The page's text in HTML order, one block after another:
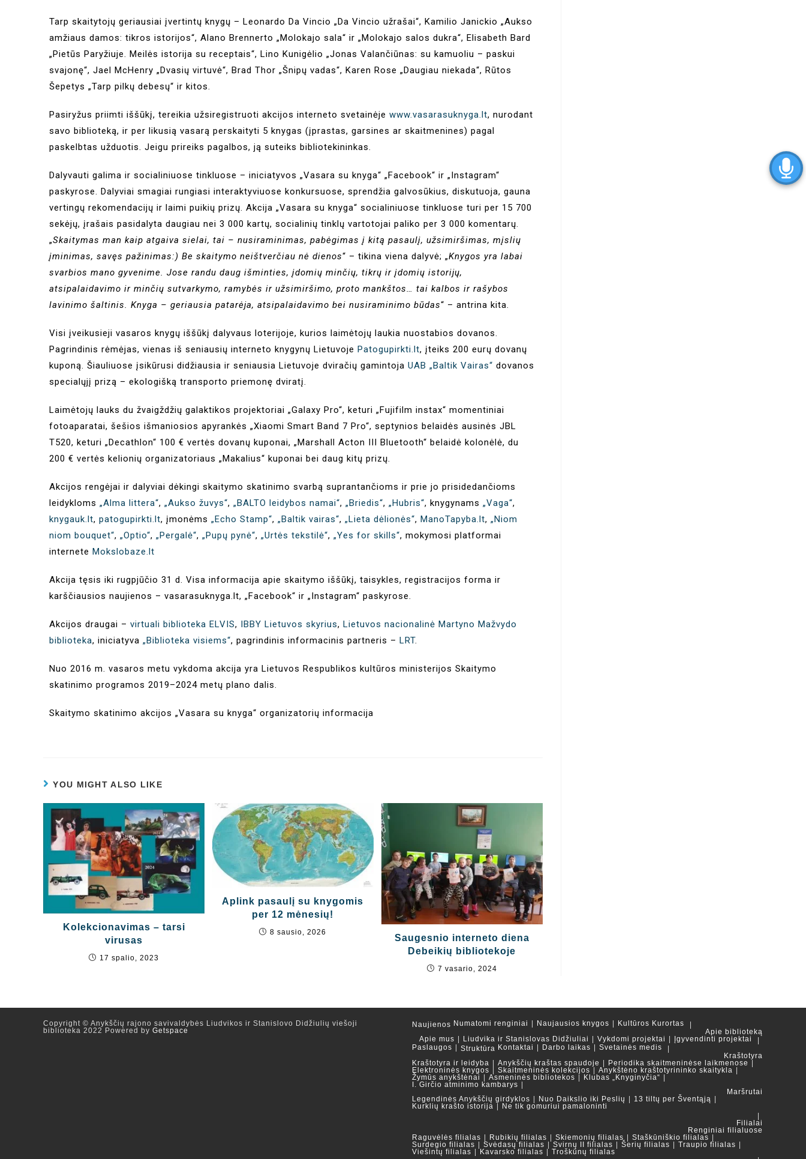
Tarp skaitytojų geriausiai įvertintų knygų – Leonardo Da Vincio „Da Vincio užrašai“, Kamilio Janickio „Aukso
amžiaus damos: tikros istorijos“, Alano Brennerto „Molokajo sala“ ir „Molokajo salos dukra“, Elisabeth Bard
„Pietūs Paryžiuje. Meilės istorija su receptais“, Lino Kunigėlio „Jonas Valančiūnas: su kamuoliu – paskui
svajonę“, Jael McHenry „Dvasių virtuvė“, Brad Thor „Šnipų vadas“, Karen Rose „Daugiau niekada“, Rūtos
Šepetys „Tarp pilkų debesų“ ir kitos.
Pasiryžus priimti iššūkį, tereikia užsiregistruoti akcijos interneto svetainėje www.vasarasuknyga.lt, nurodant
savo biblioteką, ir per likusią vasarą perskaityti 5 knygas (įprastas, garsines ar skaitmenines) pagal
paskelbtas užduotis. Jeigu prireiks pagalbos, ją suteiks bibliotekininkas.
Dalyvauti galima ir socialiniuose tinkluose – iniciatyvos „Vasara su knyga“ „Facebook“ ir „Instagram“
paskyrose. Dalyviai smagiai rungiasi interaktyviuose konkursuose, sprendžia galvosūkius, diskutuoja, gauna
vertingų rekomendacijų ir laimi puikių prizų. Akcija „Vasara su knyga“ socialiniuose tinkluose turi per 15 700
sekėjų, įrašais pasidalyta daugiau nei 3 000 kartų, socialinių tinklų vartotojai paliko per 3 000 komentarų.
„Skaitymas man kaip atgaiva sielai, tai – nusiraminimas, pabėgimas į kitą pasaulį, užsimiršimas, mįslių
įminimas, savęs pažinimas:) Be skaitymo neištverčiau nė dienos“ – tikina viena dalyvė; „Knygos yra labai
svarbios mano gyvenime. Jose randu daug išminties, įdomių minčių, tikrų ir įdomių istorijų,
atsipalaidavimo ir minčių sutvarkymo, ramybės ir užsimiršimo, proto mankštos… tai kalbos ir rašybos
lavinimo šaltinis. Knyga – geriausia patarėja, atsipalaidavimo bei nusiraminimo būdas“ – antrina kita.
Visi įveikusieji vasaros knygų iššūkį dalyvaus loterijoje, kurios laimėtojų laukia nuostabios dovanos.
Pagrindinis rėmėjas, vienas iš seniausių interneto knygynų Lietuvoje Patogupirkti.lt, įteiks 200 eurų dovanų
kuponą. Šiauliuose įsikūrusi didžiausia ir seniausia Lietuvoje dviračių gamintoja UAB „Baltik Vairas“ dovanos
specialųjį prizą – ekologišką transporto priemonę dviratį.
Laimėtojų lauks du žvaigždžių galaktikos projektoriai „Galaxy Pro“, keturi „Fujifilm instax“ momentiniai
fotoaparatai, šešios išmaniosios apyrankės „Xiaomi Smart Band 7 Pro“, septynios belaidės ausinės JBL
T520, keturi „Decathlon“ 100 € vertės dovanų kuponai, „Marshall Acton III Bluetooth“ belaidė kolonėlė, du
200 € vertės kelionių organizatoriaus „Makalius“ kuponai bei daug kitų prizų.
Akcijos rengėjai ir dalyviai dėkingi skaitymo skatinimo svarbą suprantančioms ir prie jo prisidedančioms
leidykloms „Alma littera“, „Aukso žuvys“, „BALTO leidybos namai“, „Briedis“, „Hubris“, knygynams „Vaga“,
knygauk.lt, patogupirkti.lt, įmonėms „Echo Stamp“, „Baltik vairas“, „Lieta dėlionės“, ManoTapyba.lt, „Niom
niom bouquet“, „Optio“, „Pergalė“, „Pupų pynė“, „Urtės tekstilė“, „Yes for skills“, mokymosi platformai
internete Mokslobaze.lt
Akcija tęsis iki rugpjūčio 31 d. Visa informacija apie skaitymo iššūkį, taisykles, registracijos forma ir
karščiausios naujienos – vasarasuknyga.lt, „Facebook“ ir „Instagram“ paskyrose.
Akcijos draugai – virtuali biblioteka ELVIS, ​​​​​​​​IBBY Lietuvos skyrius, Lietuvos nacionalinė Martyno Mažvydo
biblioteka, iniciatyva „Biblioteka visiems“, pagrindinis informacinis partneris – LRT.
Nuo 2016 m. vasaros metu vykdoma akcija yra Lietuvos Respublikos kultūros ministerijos Skaitymo
skatinimo programos 2019–2024 metų plano dalis.
Skaitymo skatinimo akcijos „Vasara su knyga“ organizatorių informacija
YOU MIGHT ALSO LIKE
Kolekcionavimas – tarsi
virusas
17 spalio, 2023
Aplink pasaulį su knygomis
per 12 mėnesių!
8 sausio, 2026
Saugesnio interneto diena
Debeikių bibliotekoje
7 vasario, 2024
Naujienos Numatomi renginiai Naujausios knygos
Kultūros Kurortas
Apie biblioteką
Apie mus
Liudvika ir Stanislovas Didžiuliai Vykdomi projektai
Įgyvendinti projektai
Paslaugos
Struktūra Kontaktai Darbo laikas
Svetainės medis
Kraštotyra
Kraštotyra ir leidyba
Anykščių kraštas spaudoje
Periodika skaitmeninėse laikmenose
Elektroninės knygos
Skaitmeninės kolekcijos
Anykštėno kraštotyrininko skaitykla
Žymūs anykštėnai
Asmeninės bibliotekos
Klubas „Knyginyčia“
I. Girčio atminimo kambarys
Maršrutai
Legendinės Anykščių girdyklos
Nuo Daikslio iki Peslių
13 tiltų per Šventąją
Kurklių krašto istorija
Ne tik gomuriui pamaloninti
Filialai
Renginiai filialuose
Raguvėlės filialas
Rubikių filialas Skiemonių filialas
Staškūniškio filialas
Surdegio filialas
Svėdasų filialas Svirnų II filialas Šerių filialas
Traupio filialas
Viešintų filialas
Kavarsko filialas Troškūnų filialas
Copyright © Anykščių rajono savivaldybės Liudvikos ir Stanislovo Didžiulių viešoji
biblioteka 2022 Powered by Getspace